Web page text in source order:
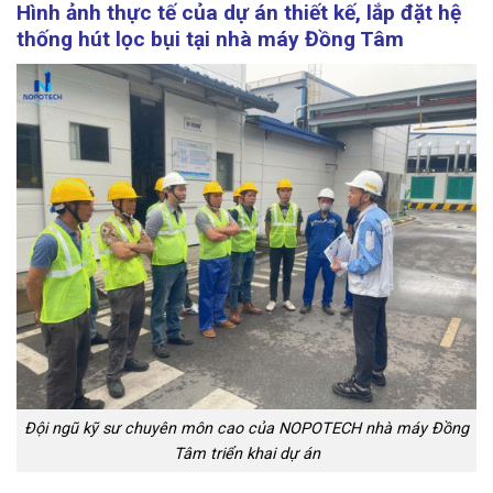
Hình ảnh thực tế của dự án thiết kế, lắp đặt hệ
thống hút lọc bụi tại nhà máy Đồng Tâm
Đội ngũ kỹ sư chuyên môn cao của NOPOTECH nhà máy Đồng
Tâm triển khai dự án